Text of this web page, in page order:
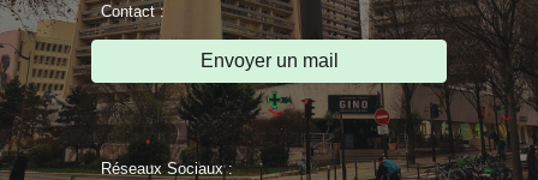
Contact :
Envoyer un mail
Réseaux Sociaux :